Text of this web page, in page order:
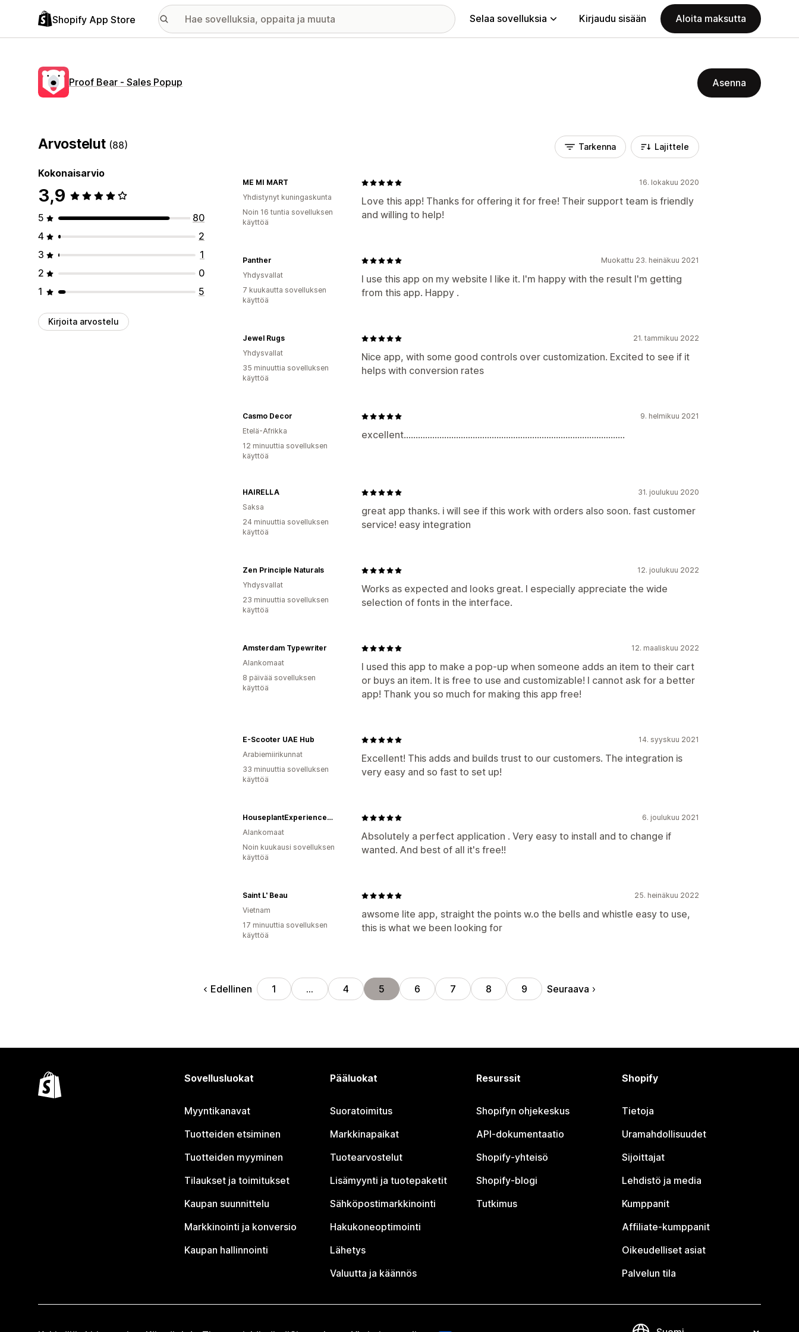
Shopify App Store Selaa sovelluksia Kirjaudu sisään Aloita maksutta
Proof Bear ‑ Sales Popup Asenna
Arvostelut (88)
Kokonaisarvio
3,9
5
80
4
2
3
1
2
0
1
5
Kirjoita arvostelu
Tarkenna Lajittele
16. lokakuu 2020
Love this app! Thanks for offering it for free! Their support team is friendly
and willing to help!
ME MI MART
Yhdistynyt kuningaskunta
Noin 16 tuntia sovelluksen
käyttöä
Muokattu 23. heinäkuu 2021
I use this app on my website I like it. I'm happy with the result I'm getting
from this app. Happy .
Panther
Yhdysvallat
7 kuukautta sovelluksen
käyttöä
21. tammikuu 2022
Nice app, with some good controls over customization. Excited to see if it
helps with conversion rates
Jewel Rugs
Yhdysvallat
35 minuuttia sovelluksen
käyttöä
9. helmikuu 2021
excellent.............................................................................................
Casmo Decor
Etelä-Afrikka
12 minuuttia sovelluksen
käyttöä
31. joulukuu 2020
great app thanks. i will see if this work with orders also soon. fast customer
service! easy integration
HAIRELLA
Saksa
24 minuuttia sovelluksen
käyttöä
12. joulukuu 2022
Works as expected and looks great. I especially appreciate the wide
selection of fonts in the interface.
Zen Principle Naturals
Yhdysvallat
23 minuuttia sovelluksen
käyttöä
12. maaliskuu 2022
I used this app to make a pop-up when someone adds an item to their cart
or buys an item. It is free to use and customizable! I cannot ask for a better
app! Thank you so much for making this app free!
Amsterdam Typewriter
Alankomaat
8 päivää sovelluksen
käyttöä
14. syyskuu 2021
Excellent! This adds and builds trust to our customers. The integration is
very easy and so fast to set up!
E-Scooter UAE Hub
Arabiemiirikunnat
33 minuuttia sovelluksen
käyttöä
6. joulukuu 2021
Absolutely a perfect application . Very easy to install and to change if
wanted. And best of all it's free!!
HouseplantExperience.com
Alankomaat
Noin kuukausi sovelluksen
käyttöä
25. heinäkuu 2022
awsome lite app, straight the points w.o the bells and whistle easy to use,
this is what we been looking for
Saint L' Beau
Vietnam
17 minuuttia sovelluksen
käyttöä
Edellinen 1 … 4 5 6 7 8 9 Seuraava
Sovellusluokat
Myyntikanavat
Tuotteiden etsiminen
Tuotteiden myyminen
Tilaukset ja toimitukset
Kaupan suunnittelu
Markkinointi ja konversio
Kaupan hallinnointi
Pääluokat
Suoratoimitus
Markkinapaikat
Tuotearvostelut
Lisämyynti ja tuotepaketit
Sähköpostimarkkinointi
Hakukoneoptimointi
Lähetys
Valuutta ja käännös
Resurssit
Shopifyn ohjekeskus
API-dokumentaatio
Shopify-yhteisö
Shopify-blogi
Tutkimus
Shopify
Tietoja
Uramahdollisuudet
Sijoittajat
Lehdistö ja media
Kumppanit
Affiliate-kumppanit
Oikeudelliset asiat
Palvelun tila